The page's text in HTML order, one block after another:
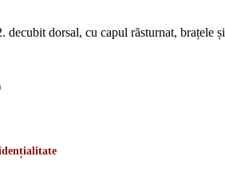
dorsal, cu capul răsturnat, brațele și